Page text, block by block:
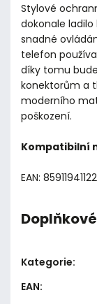
Stylové
dokonale
snadné
telefon
díky tomu
konektorům a
moderního
poškození.
Kompatibilní
EAN:
Kategorie:
EAN: